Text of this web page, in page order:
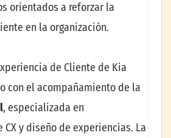
orientados a reforzar la
en la organización.
de Cliente de Kia
con el acompañamiento de la
, especializada en
y diseño de experiencias. La